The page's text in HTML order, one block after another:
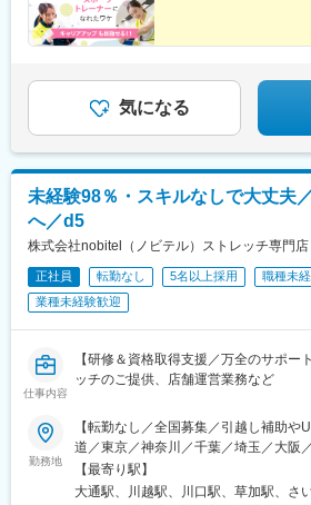
越前駅、新高円寺駅、落合駅(東京都)
広小路駅、二子新地駅、大森海岸駅、
高島駅、桜木町駅、元町・中華街駅、
木曽川駅、東海通駅、新豊橋駅、京都
駅、北新地駅、谷町九丁目駅、日本橋
梅田駅(地下鉄)、今福鶴見駅、四ツ橋
県)、甲子園駅、石屋川駅、祇園駅(福
駅、平和通駅、元田中駅、奥沢駅、松
代官山駅、池ノ上駅、新丸子駅、花隈
庫県)、神戸三宮駅(阪神)、ハーバーラ
王八王子駅、姫路駅、勝どき駅、八丁
岩本町駅、皆実町六丁目駅、春日駅(東
(都営線)、大和川駅、バスセンター前
東池袋駅、新富町駅(東京都)、新宿御
駅、蓮沼駅、小川町駅(東京都)、有明
町駅、馬車道駅、大曽根駅、駅前駅、
王寺駅、大阪城北詰駅、大江橋駅、松
高速)、三宮駅(神戸新交通)、高速神戸
駅、西川緑道公園駅、末広町駅(東京都
島園駅(西武線)、高須神社駅
姫路・イオンモール神戸北└広島：広
山：イオンモール岡山・倉敷天満屋※受
駅、新宿三丁目駅、麹町駅、成城学園
駅、亀有駅、西大島駅、大森駅(東京都
みなとみらい駅、新百合ケ丘駅、平塚
川駅、中央林間駅、石川町駅、ゆめが
川県)、東戸塚駅、モレラ岐阜駅、美濃
古屋駅、栄駅(愛知県)、久屋大通駅、
日進駅(愛知県)、熱田駅、長久手古戦
駅、豊橋駅、南大高駅、八幡駅(愛知県
瀬田駅(滋賀県)、東寺駅、京都河原町駅
線)、高の原駅、大阪難波駅、西梅田駅
野橋駅、東梅田駅、なんば駅(地下鉄)
駅、北花田駅、大阪梅田駅(阪急線)、
森ノ宮駅、都島駅、摂津本山駅、仁川
駅、御影駅(兵庫県・阪神線)、尼崎駅(
駅、小倉駅(福岡県)、鴨宮駅、忍ケ丘
和泉中央駅、自由が丘駅、幡ケ谷駅、
三軒茶屋駅、中目黒駅、下北沢駅、武
千歳烏山駅、旧居留地・大丸前駅、元
駅、神戸駅(兵庫県)、加古川駅、恵比
気になる
未経験98％・スキルなしで大丈夫
へ／d5
株式会社nobitel（ノビテル）ストレッチ専門店
正社員 転勤なし 5名以上採用
職種未
業種未経験歓迎
仕事内容
【研修＆資格取得支援／万全のサポー
ッチのご提供、店舗運営業務など
勤務地
【転勤なし／全国募集／引越し補助や
道／東京／神奈川／千葉／埼玉／大阪
／岐阜／福岡／広島／岡山＜新店舗続
埼玉、大阪など◎勤務地の希望考慮
【最寄り駅】
大通駅、川越駅、川口駅、草加駅、さ